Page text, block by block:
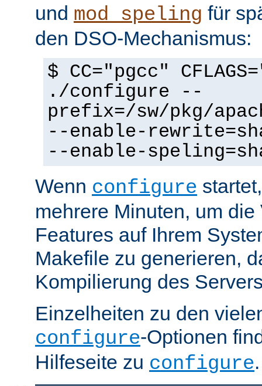
und mod_speling für
den DSO-Mechanismus:
$ CC="pgcc"
./configure --
prefix=/sw/pkg/
--enable-
--enable-
Wenn configure
mehrere Minuten, um
Features auf Ihrem
Makefile zu generieren,
Kompilierung des
Einzelheiten zu den
configure-Optionen
Hilfeseite zu configure.